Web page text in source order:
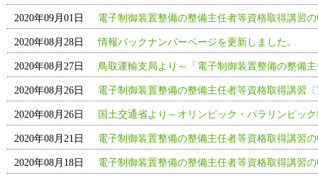
2020年09月01日 電子制御装置整備の整備主任者等資格取得講習
2020年08月28日 情報バックナンバーページを更新しました。
2020年08月27日 鳥取運輸支局より～「電子制御装置整備の整備
2020年08月26日 電子制御装置整備の整備主任者等資格取得講習
2020年08月26日 国土交通省より～オリンピック・パラリンピッ
2020年08月21日 電子制御装置整備の整備主任者等資格取得講習
2020年08月18日 電子制御装置整備の整備主任者等資格取得講習